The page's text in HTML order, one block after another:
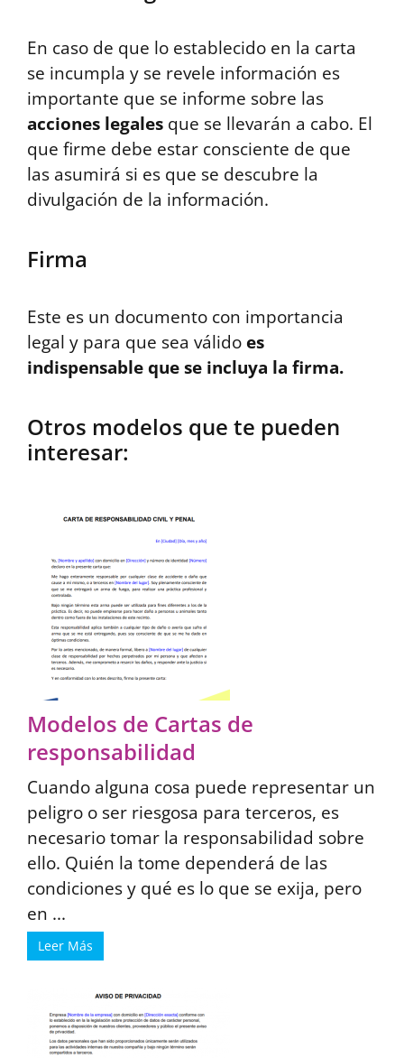
En caso de que lo establecido en la carta
se incumpla y se revele información es
importante que se informe sobre las
acciones legales que se llevarán a cabo. El
que firme debe estar consciente de que
las asumirá si es que se descubre la
divulgación de la información.
Firma
Este es un documento con importancia
legal y para que sea válido es
indispensable que se incluya la firma.
Otros modelos que te pueden
interesar:
Modelos de Cartas de
responsabilidad
Cuando alguna cosa puede representar un
peligro o ser riesgosa para terceros, es
necesario tomar la responsabilidad sobre
ello. Quién la tome dependerá de las
condiciones y qué es lo que se exija, pero
en ...
Leer Más